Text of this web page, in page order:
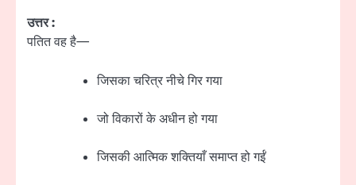
उत्तर :
पतित वह है—
जिसका चरित्र नीचे गिर गया
जो विकारों के अधीन हो गया
जिसकी आत्मिक शक्तियाँ समाप्त हो गईं